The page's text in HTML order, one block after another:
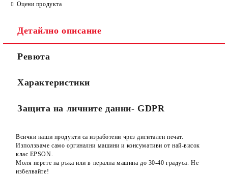
Съгласен съм с
Ние ще се свържем с вас в рамките на работния ден.
Оцени продукта
Детайлно описание
Ревюта
Характеристики
Защита на личните данни- GDPR
Всички наши продукти са изработени чрез дигитален печат.
Използваме само оргинални машини и консумативи от най-висок
клас EPSON.
Моля перете на ръка или в перална машина до 30-40 градуса. Не
избелвайте!